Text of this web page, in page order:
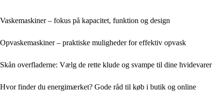
Vaskemaskiner – fokus på kapacitet, funktion og design
Opvaskemaskiner – praktiske muligheder for effektiv opvask
Skån overfladerne: Vælg de rette klude og svampe til dine hvidevarer
Hvor finder du energimærket? Gode råd til køb i butik og online